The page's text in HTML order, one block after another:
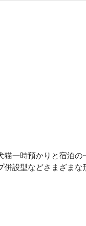
一時預かりと宿泊の
設型などさまざまな